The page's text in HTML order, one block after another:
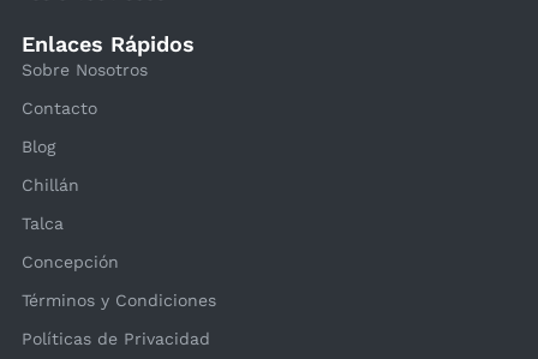
Enlaces Rápidos
Sobre Nosotros
Contacto
Blog
Chillán
Talca
Concepción
Términos y Condiciones
Políticas de Privacidad